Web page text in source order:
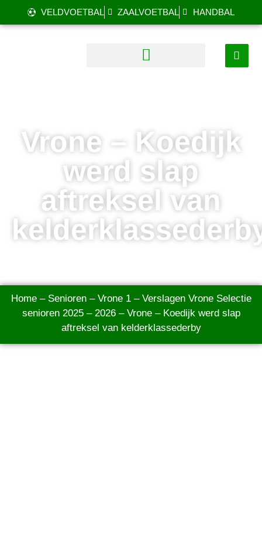
VELDVOETBAL ZAALVOETBAL HANDBAL
Vrone – Koedijk
werd slap
aftreksel van
Home– Senioren– Vrone 1– Verslagen Vrone Selectie
senioren 2025 – 2026– Vrone – Koedijk werd slap
aftreksel van kelderklassederby